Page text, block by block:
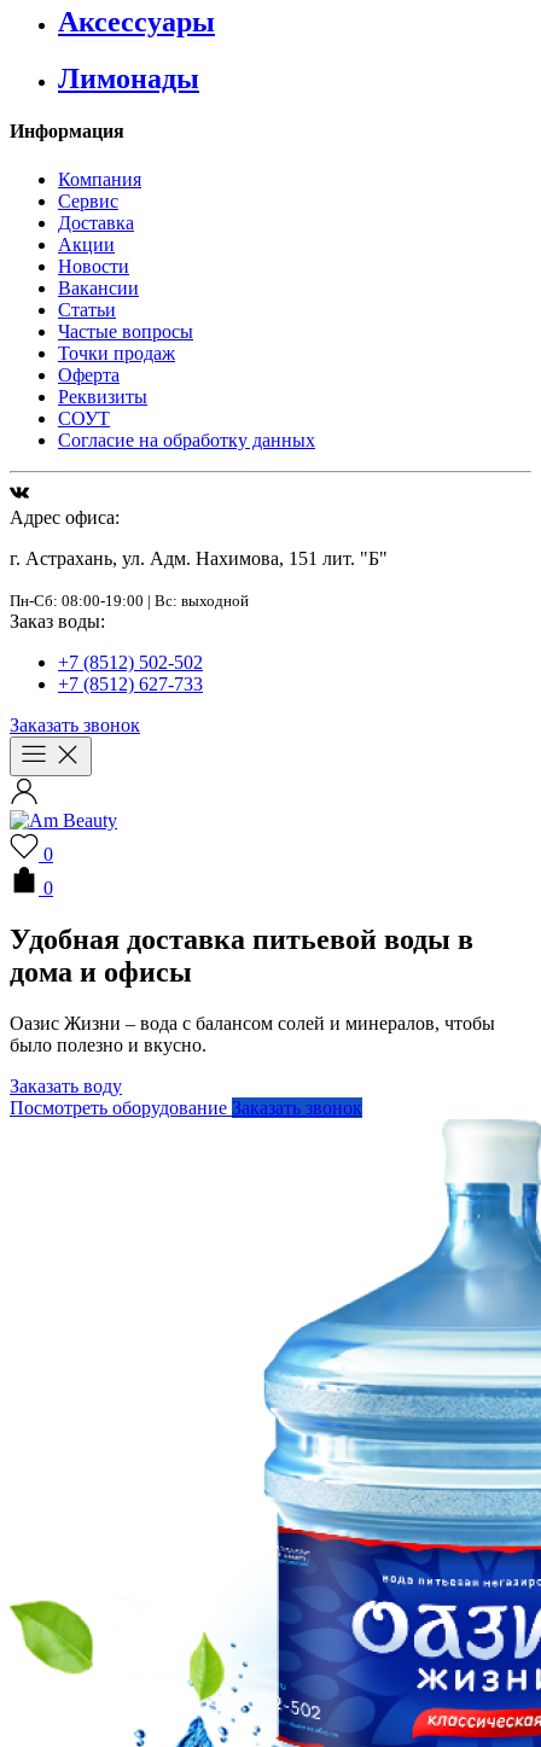
Аксессуары
Лимонады
Информация
Компания
Сервис
Доставка
Акции
Новости
Вакансии
Статьи
Частые вопросы
Точки продаж
Оферта
Реквизиты
СОУТ
Согласие на обработку данных
Адрес офиса:
г. Астрахань, ул. Адм. Нахимова, 151 лит. "Б"
Пн-Сб: 08:00-19:00 | Вс: выходной
Заказ воды:
+7 (8512) 502-502
+7 (8512) 627-733
Заказать звонок
0
0
Удобная доставка питьевой воды в
дома и офисы
Оазис Жизни – вода с балансом солей и минералов, чтобы
было полезно и вкусно.
Заказать воду
Посмотреть оборудование Заказать звонок